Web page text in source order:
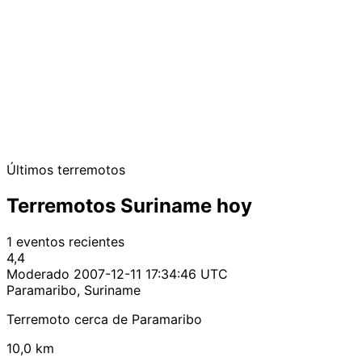
Últimos terremotos
Terremotos Suriname hoy
1 eventos recientes
4,4
Moderado 2007-12-11 17:34:46 UTC
Paramaribo, Suriname
Terremoto cerca de Paramaribo
10,0 km